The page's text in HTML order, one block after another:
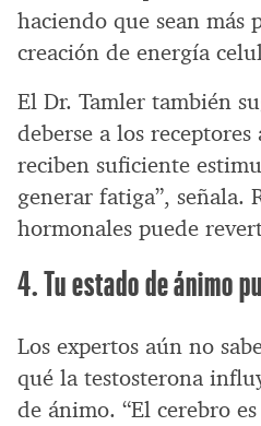
haciendo que sean más
creación de energía
El Dr. Tamler también
deberse a los
reciben suficiente
generar fatiga”, señala.
hormonales puede
4. Tu estado de ánimo
Los expertos aún no
qué la testosterona
de ánimo. “El cerebro